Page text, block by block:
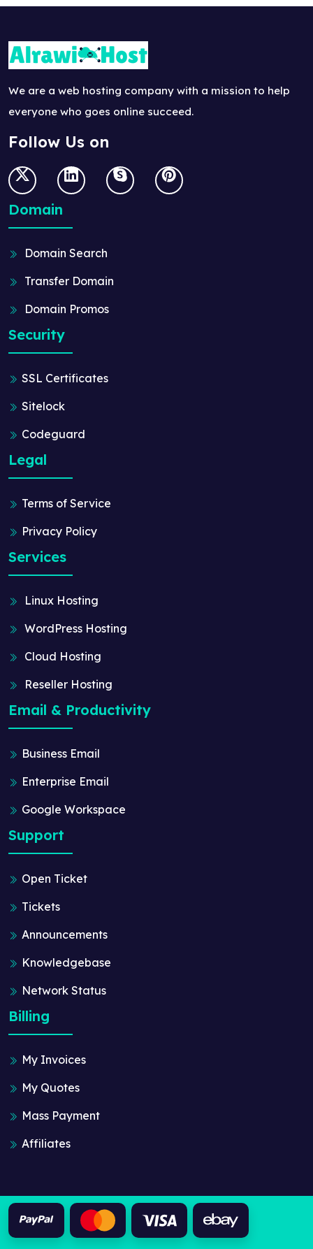
We are a web hosting company with a mission to help
everyone who goes online succeed.
Follow Us on
Domain
Domain Search
Transfer Domain
Domain Promos
Security
SSL Certificates
Sitelock
Codeguard
Legal
Terms of Service
Privacy Policy
Services
Linux Hosting
WordPress Hosting
Cloud Hosting
Reseller Hosting
Email & Productivity
Business Email
Enterprise Email
Google Workspace
Support
Open Ticket
Tickets
Announcements
Knowledgebase
Network Status
Billing
My Invoices
My Quotes
Mass Payment
Affiliates